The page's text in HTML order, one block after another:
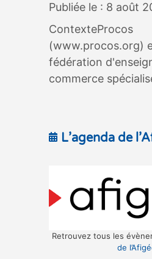
8 août
ContexteProcos
(www.procos.org)
fédération
commerce
L’agenda de
Retrouvez tous les
de